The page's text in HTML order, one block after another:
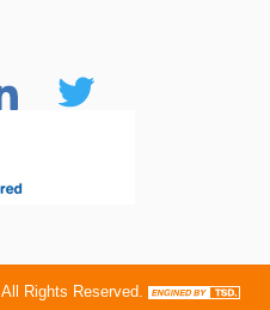
All Rights Reserved.